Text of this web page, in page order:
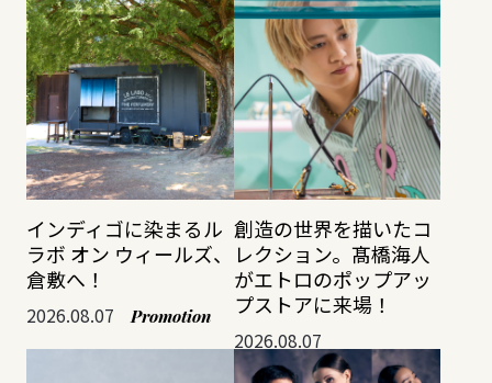
インディゴに染まるル
ラボ オン ウィールズ、
倉敷へ！
2026.08.07 Promotion
創造の世界を描いたコ
レクション。髙橋海人
がエトロのポップアッ
プストアに来場！
2026.08.07